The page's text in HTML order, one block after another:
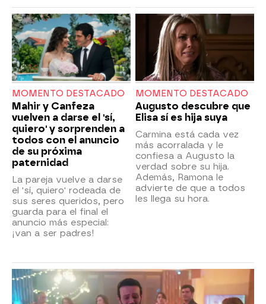
MOMENTO DESTACADO
Mahir y Canfeza
vuelven a darse el 'sí,
quiero' y sorprenden a
todos con el anuncio
de su próxima
paternidad
La pareja vuelve a darse
el 'sí, quiero' rodeada de
sus seres queridos, pero
guarda para el final el
anuncio más especial:
¡van a ser padres!
MOMENTO DESTACADO
Augusto descubre que
Elisa sí es hija suya
Carmina está cada vez
más acorralada y le
confiesa a Augusto la
verdad sobre su hija.
Además, Ramona le
advierte de que a todos
les llega su hora.